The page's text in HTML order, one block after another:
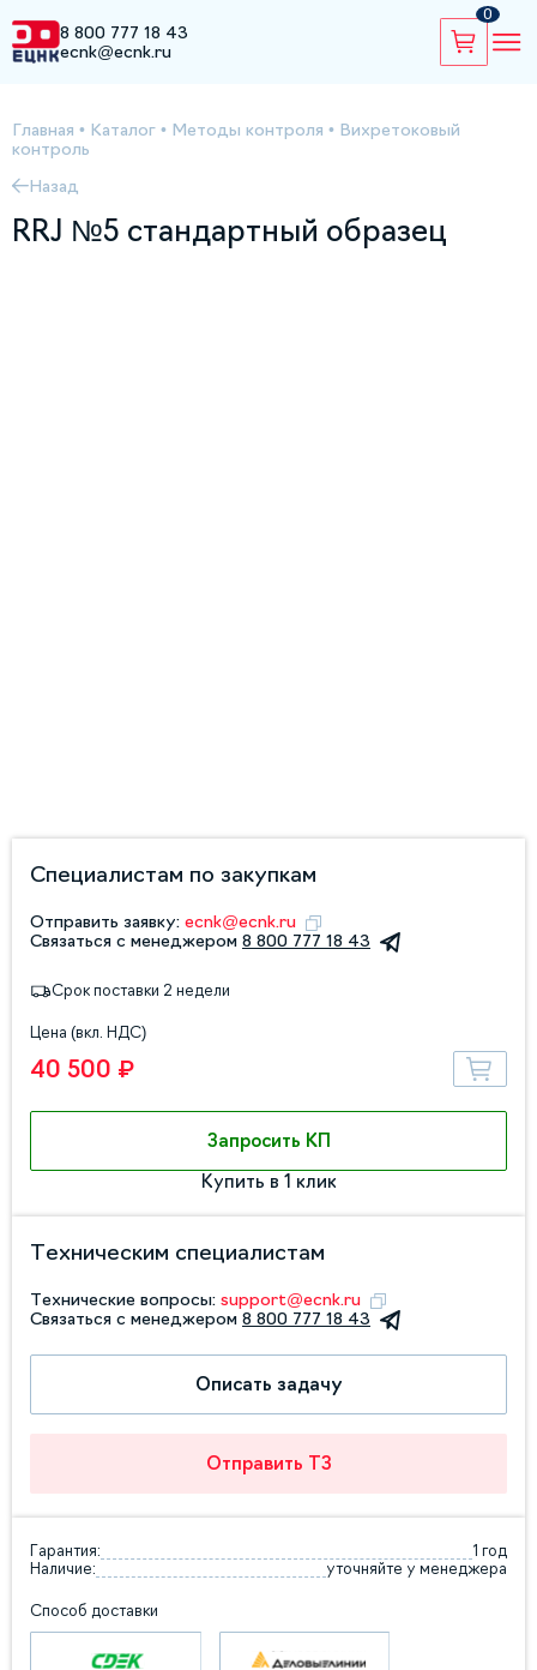
8 800 777 18 43
ecnk@ecnk.ru
0
Главная • Каталог • Методы контроля • Вихретоковый
контроль
Назад
RRJ №5 стандартный образец
Специалистам по закупкам
Отправить заявку: ecnk@ecnk.ru
Связаться с менеджером 8 800 777 18 43
Срок поставки 2 недели
Цена (вкл. НДС)
40 500 ₽
Запросить КП
Купить в 1 клик
Техническим специалистам
Технические вопросы: support@ecnk.ru
Связаться с менеджером 8 800 777 18 43
Описать задачу
Отправить ТЗ
Гарантия:
1 год
Наличие:
уточняйте у менеджера
Способ доставки